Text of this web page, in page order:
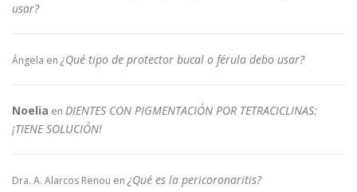
usar?
Ángela en ¿Qué tipo de protector bucal o férula debo usar?
Noelia en DIENTES CON PIGMENTACIÓN POR TETRACICLINAS:
¡TIENE SOLUCIÓN!
Dra. A. Alarcos Renou en ¿Qué es la pericoronaritis?